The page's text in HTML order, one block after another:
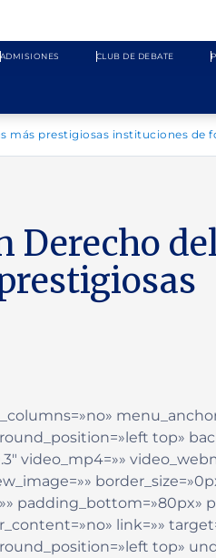
ADMISIONES CLUB DE DEBATE
más prestigiosas instituciones de
Derecho
top»
video_mp4=»»
padding_bottom=»80px»
link=»»
top»